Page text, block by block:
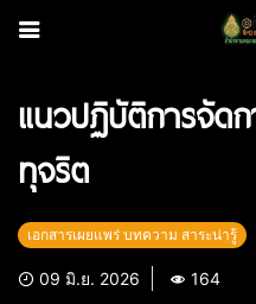
แนวปฏิบัติการจัดก
ทุจริต
เอกสารเผยแพร่ บทความ สาระน่ารู้
09 มิ.ย. 2026 164